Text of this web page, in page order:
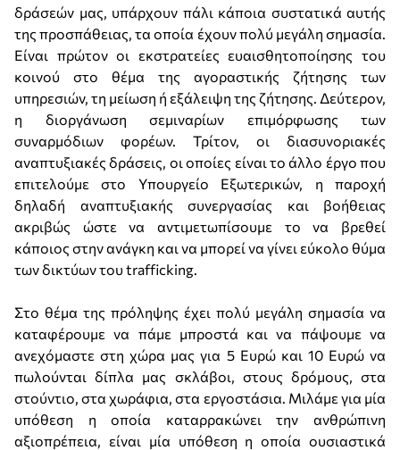
δράσεών μας, υπάρχουν πάλι κάποια συστατικά αυτής
της προσπάθειας, τα οποία έχουν πολύ μεγάλη σημασία.
Είναι πρώτον οι εκστρατείες ευαισθητοποίησης του
κοινού στο θέμα της αγοραστικής ζήτησης των
υπηρεσιών, τη μείωση ή εξάλειψη της ζήτησης. Δεύτερον,
η διοργάνωση σεμιναρίων επιμόρφωσης των
συναρμόδιων φορέων. Τρίτον, οι διασυνοριακές
αναπτυξιακές δράσεις, οι οποίες είναι το άλλο έργο που
επιτελούμε στο Υπουργείο Εξωτερικών, η παροχή
δηλαδή αναπτυξιακής συνεργασίας και βοήθειας
ακριβώς ώστε να αντιμετωπίσουμε το να βρεθεί
κάποιος στην ανάγκη και να μπορεί να γίνει εύκολο θύμα
των δικτύων του trafficking.
Στο θέμα της πρόληψης έχει πολύ μεγάλη σημασία να
καταφέρουμε να πάμε μπροστά και να πάψουμε να
ανεχόμαστε στη χώρα μας για 5 Ευρώ και 10 Ευρώ να
πωλούνται δίπλα μας σκλάβοι, στους δρόμους, στα
στούντιο, στα χωράφια, στα εργοστάσια. Μιλάμε για μία
υπόθεση η οποία καταρρακώνει την ανθρώπινη
αξιοπρέπεια, είναι μία υπόθεση η οποία ουσιαστικά